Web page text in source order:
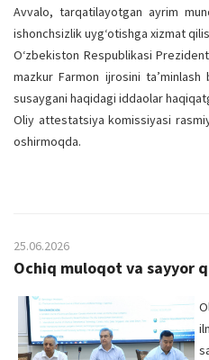
Avvalo, tarqatilayotgan ayrim
ishonchsizlik uyg‘otishga xizmat
O‘zbekiston Respublikasi
mazkur Farmon ijrosini
susaygani haqidagi iddaolar
Oliy attestatsiya komissiyasi
oshirmoqda.
25.06.2026
Ochiq muloqot va sayyor